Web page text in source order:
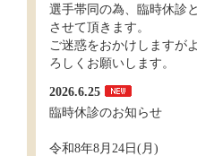
選手帯同の為、臨時休診と
させて頂きます。
ご迷惑をおかけしますがよ
ろしくお願いします。
2026.6.25
臨時休診のお知らせ
令和8年8月24日(月)